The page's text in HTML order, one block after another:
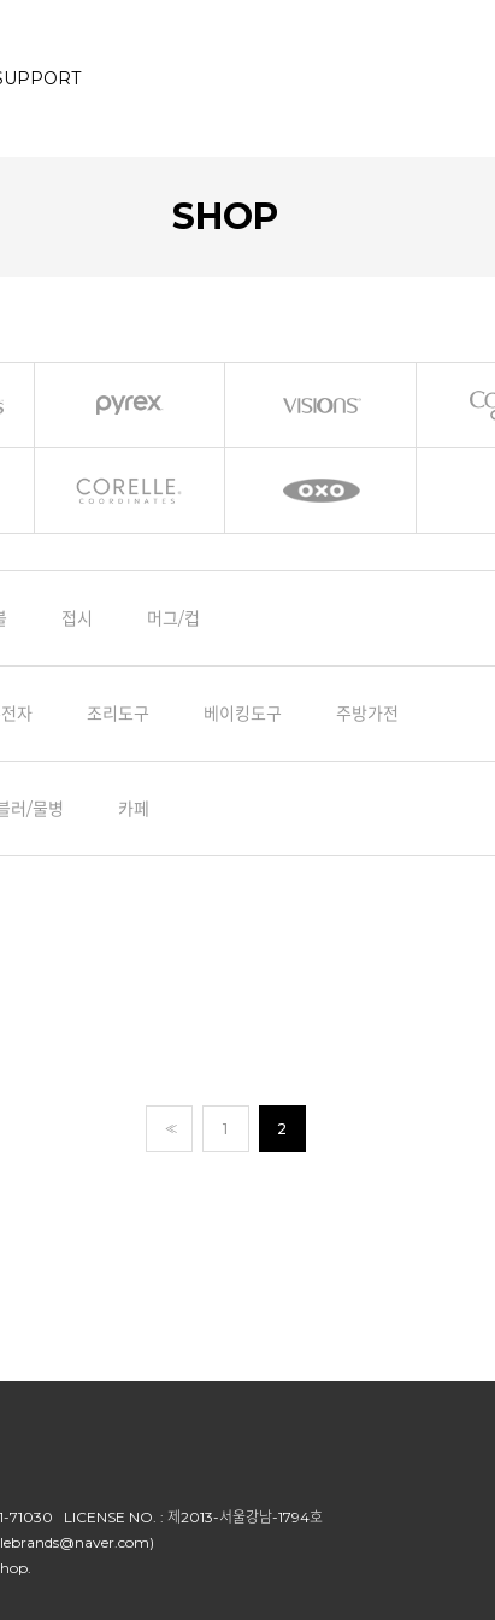
SHOP
접시 머그/컵
자 조리도구 베이킹도구 주방가전
러/물병 카페
<< 1 2
71030 LICENSE NO. : 제2013-서울강남-1794호